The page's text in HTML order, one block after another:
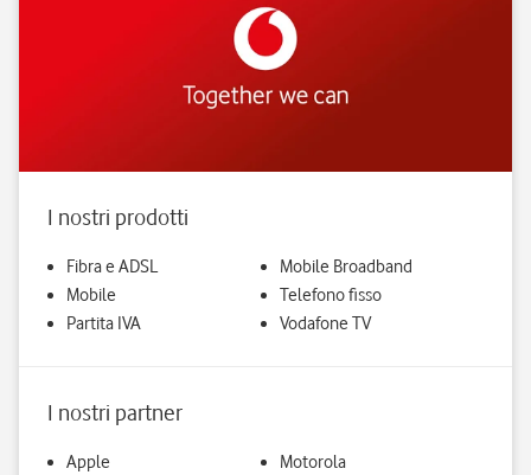
I nostri prodotti
Fibra e ADSL
Mobile
Partita IVA
Mobile Broadband
Telefono fisso
Vodafone TV
I nostri partner
Apple
Motorola